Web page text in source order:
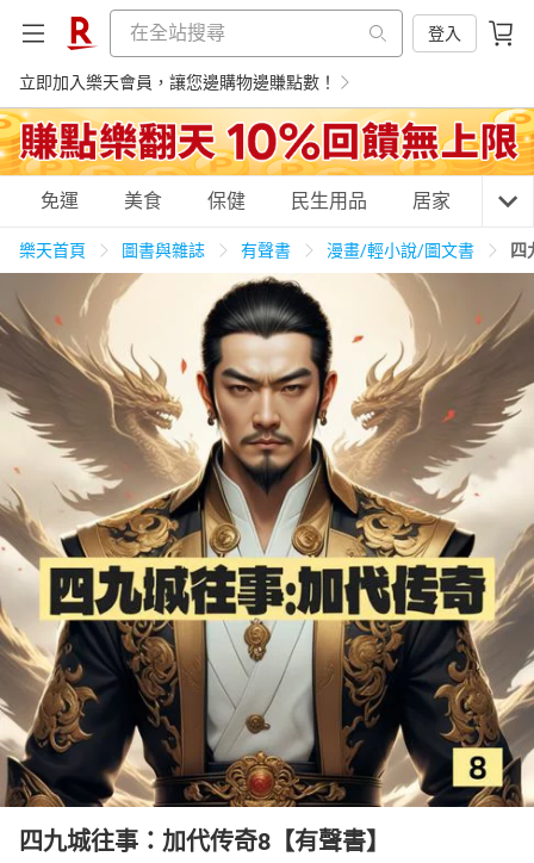
登入
立即加入樂天會員，讓您邊購物邊賺點數！
購物網分類
天天免運 美食蛋糕 養生保健 民生用品
居家生活 3C家電 運動休閒 親子玩具
女裝 男裝 化妝保養 情趣用品
日本購物 電子/紙本書
HOT
免運 美食 保健 民生用品 居家 3C
樂天首頁 圖書與雜誌 有聲書 漫畫/輕小說/圖文書 四
四九城往事：加代传奇8【有聲書】